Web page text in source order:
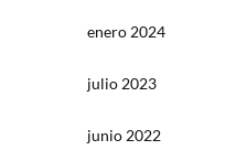
enero 2024
julio 2023
junio 2022